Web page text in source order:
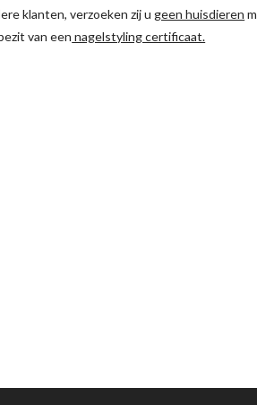
klanten, verzoeken zij ugeen huisdieren
van een nagelstyling certificaat.